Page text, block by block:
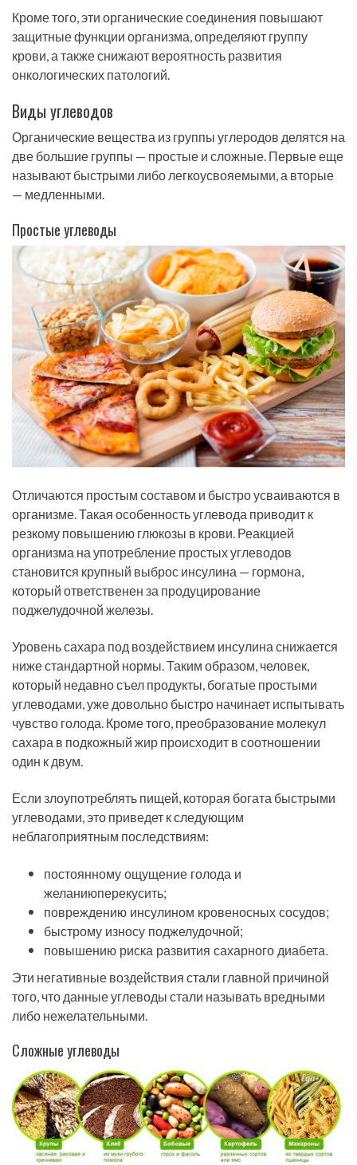
Кроме того, эти органические соединения повышают
защитные функции организма, определяют группу
крови, а также снижают вероятность развития
онкологических патологий.
Виды углеводов
Органические вещества из группы углеродов делятся на
две большие группы — простые и сложные. Первые еще
называют быстрыми либо легкоусвояемыми, а вторые
— медленными.
Простые углеводы
Отличаются простым составом и быстро усваиваются в
организме. Такая особенность углевода приводит к
резкому повышению глюкозы в крови. Реакцией
организма на употребление простых углеводов
становится крупный выброс инсулина — гормона,
который ответственен за продуцирование
поджелудочной железы.
Уровень сахара под воздействием инсулина снижается
ниже стандартной нормы. Таким образом, человек,
который недавно съел продукты, богатые простыми
углеводами, уже довольно быстро начинает испытывать
чувство голода. Кроме того, преобразование молекул
сахара в подкожный жир происходит в соотношении
один к двум.
Если злоупотреблять пищей, которая богата быстрыми
углеводами, это приведет к следующим
неблагоприятным последствиям:
постоянному ощущение голода и
желаниюперекусить;
повреждению инсулином кровеносных сосудов;
быстрому износу поджелудочной;
повышению риска развития сахарного диабета.
Эти негативные воздействия стали главной причиной
того, что данные углеводы стали называть вредными
либо нежелательными.
Сложные углеводы